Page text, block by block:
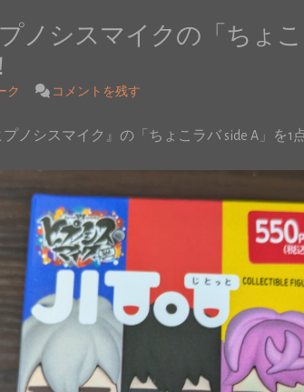
プノシスマイクの「ちょ
ク コメントを残す
ノシスマイク』の「ちょこラバ side A」を1